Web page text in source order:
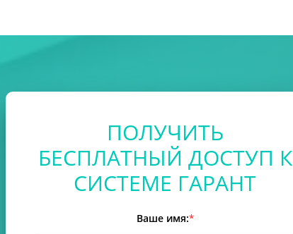
ПОЛУЧИТЬ
БЕСПЛАТНЫЙ ДОСТУП К
СИСТЕМЕ ГАРАНТ
Ваше имя:*